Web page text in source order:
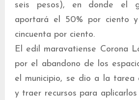
seis pesos), en donde el
aportará el 50% por ciento
cincuenta por ciento.
El edil maravatiense Corona
por el abandono de los
el municipio, se dio a la tarea
y traer recursos para